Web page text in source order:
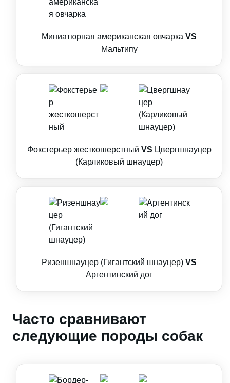
Миниатюрная американская овчарка VS
Мальтипу
Фокстерьер жесткошерстный VS Цвергшнауцер
(Карликовый шнауцер)
Ризеншнауцер (Гигантский шнауцер) VS
Аргентинский дог
Часто сравнивают
следующие породы собак